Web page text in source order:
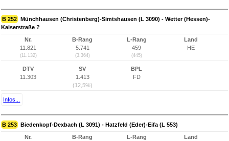
B 252 Münchhausen (Christenberg)-Simtshausen (L 3090) - Wetter (Hessen)-
Kaiserstraße ?
Nr.
11.821
(11.132)
B-Rang
5.741
(3.364)
L-Rang
459
(445)
Land
HE
DTV
11.303
SV
1.413
(12,5%)
BPL
FD
Infos...
B 253 Biedenkopf-Dexbach (L 3091) - Hatzfeld (Eder)-Eifa (L 553)
Nr.
B-Rang
L-Rang
Land